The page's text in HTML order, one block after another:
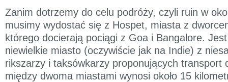
Zanim dotrzemy do celu podróży, czyli ruin w
musimy wydostać się z Hospet, miasta z
którego docierają pociągi z Goa i Bangalore.
niewielkie miasto (oczywiście jak na Indie) z
rikszarzy i taksówkarzy proponujących transport
między dwoma miastami wynosi około 15